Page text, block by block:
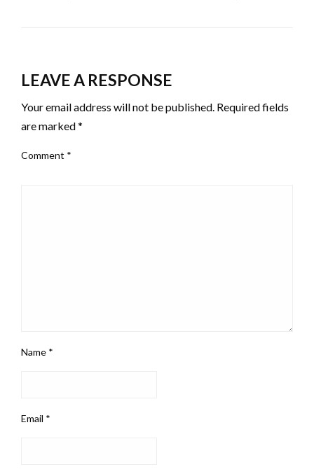
LEAVE A RESPONSE
Your email address will not be published. Required fields
are marked*
Comment *
Name *
Email *